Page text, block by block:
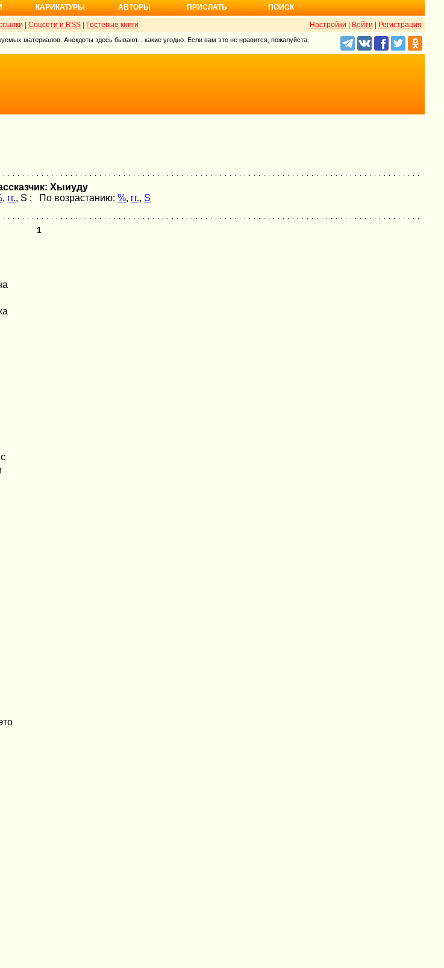
КАРИКАТУРЫ АВТОРЫ ПРИСЛАТЬ ПОИСК
Настройки Войти Регистрация
Соцсети и RSS Гостевые книги
материалов. Анекдоты здесь бывают... какие угодно. Если вам это не нравится, пожалуйста,
Хыиуду
, гг., S ; По возрастанию: %, гг., S
1